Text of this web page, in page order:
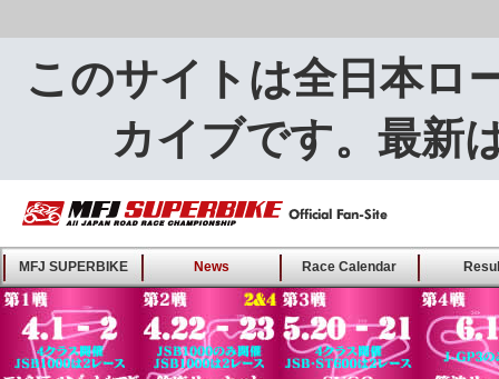
このサイトは全日本ロ
カイブです。最新
MFJ SUPERBIKE ALL
JAPAN ROAD RACE
CHAMPIONSHIP - Offical
Fan-Site
MFJ SUPERBIKE News Race Calendar